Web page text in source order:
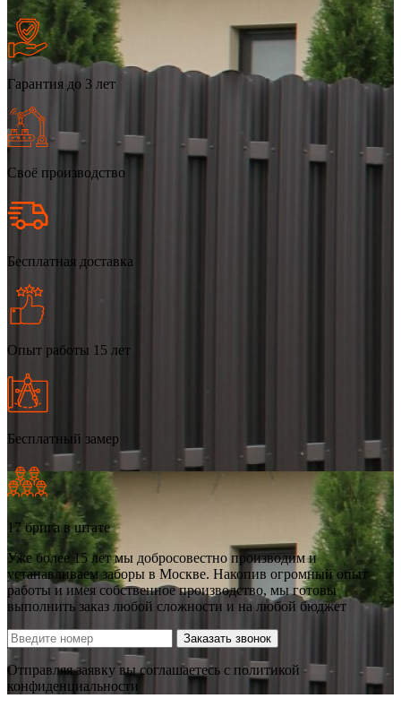
Гарантия до 3 лет
Своё производство
Бесплатная доставка
Опыт работы 15 лет
Бесплатный замер
17 брига в штате
Уже более 15 лет мы добросовестно производим и
устанавливаем заборы в Москве. Накопив огромный опыт
работы и имея собственное производство, мы готовы
выполнить заказ любой сложности и на любой бюджет
Заказать звонок
Отправляя заявку вы соглашаетесь с политикой
конфиденциальности